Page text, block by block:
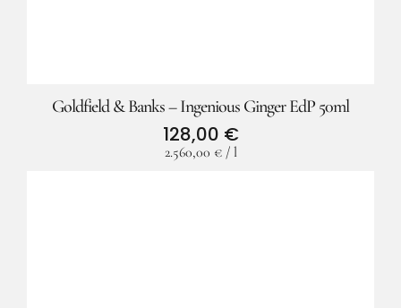
Goldfield & Banks – Ingenious Ginger EdP 50ml
128,00 €
2.560,00 €/ l